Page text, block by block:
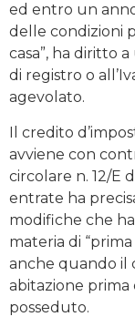
ed entro un
delle condizioni
casa”, ha diritto
di registro o
agevolato.
Il credito
avviene con
circolare n. 12/E
entrate ha
modifiche che
materia di
anche quando il
abitazione prima
posseduto.